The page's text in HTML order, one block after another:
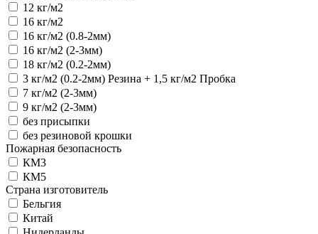
12 кг/м2
16 кг/м2
16 кг/м2 (0.8-2мм)
16 кг/м2 (2-3мм)
18 кг/м2 (0.2-2мм)
3 кг/м2 (0.2-2мм) Резина + 1,5 кг/м2 Пробка
7 кг/м2 (2-3мм)
9 кг/м2 (2-3мм)
без присыпки
без резиновой крошки
Пожарная безопасность
КМ3
КМ5
Страна изготовитель
Бельгия
Китай